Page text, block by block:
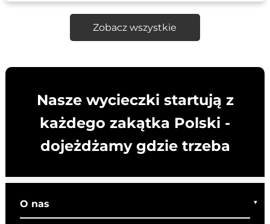
Zobacz wszystkie
Nasze wycieczki startują z
każdego zakątka Polski -
dojeżdżamy gdzie trzeba
O nas